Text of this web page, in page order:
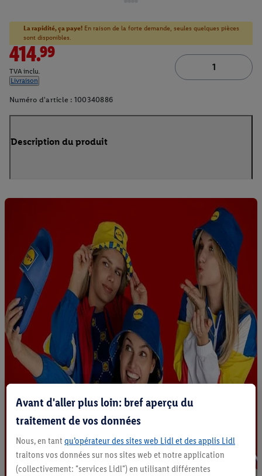
La rapidité, ça paye! En raison de la forte demande, seules quelques pièces
sont disponibles.
414.99
TVA inclu.
Livraison
Numéro d'article : 100340886
Description du produit
Avant d'aller plus loin: bref aperçu du
traitement de vos données
Nous, en tant qu’opérateur des sites web Lidl et des applis Lidl
traitons vos données sur nos sites web et notre application
(collectivement: "services Lidl") en utilisant différentes